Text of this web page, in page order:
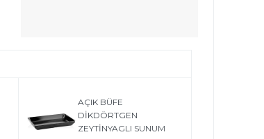
AÇIK BÜFE
DİKDÖRTGEN
ZEYTİNYAGLI SUNUM